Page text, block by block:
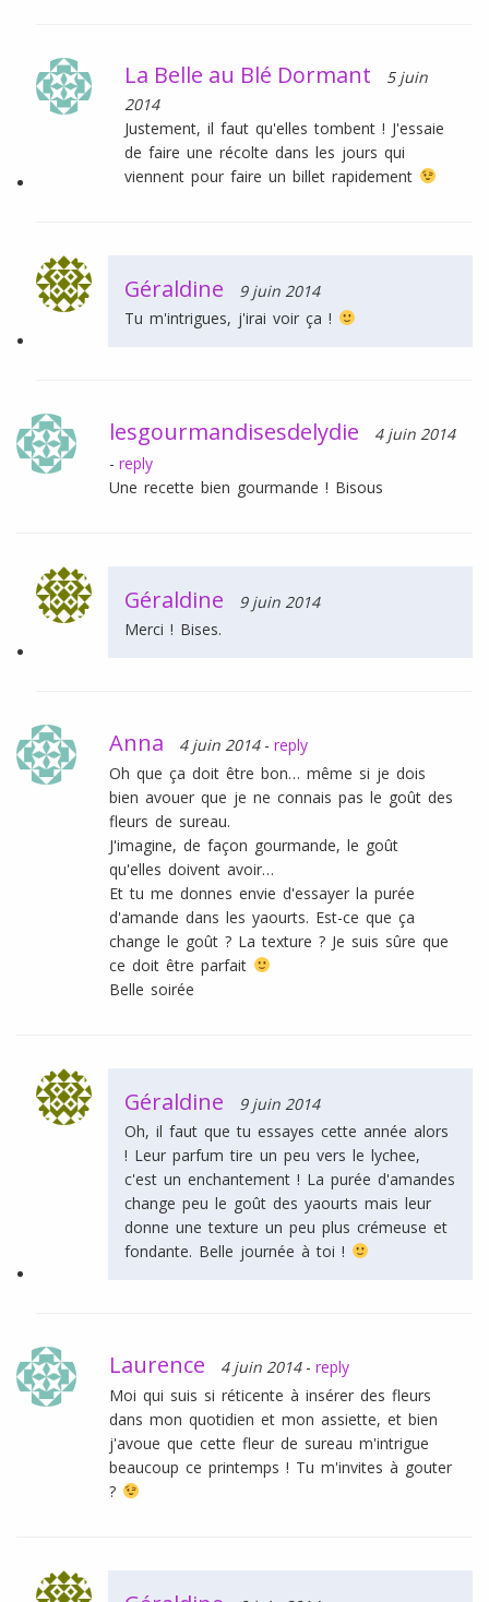
La Belle au Blé Dormant
5 juin
2014
Justement, il faut qu'elles tombent ! J'essaie
de faire une récolte dans les jours qui
viennent pour faire un billet rapidement
Géraldine
9 juin 2014
Tu m'intrigues, j'irai voir ça !
lesgourmandisesdelydie
4 juin 2014
- reply
Une recette bien gourmande ! Bisous
Géraldine
9 juin 2014
Merci ! Bises.
Anna 4 juin 2014 - reply
Oh que ça doit être bon… même si je dois
bien avouer que je ne connais pas le goût des
fleurs de sureau.
J'imagine, de façon gourmande, le goût
qu'elles doivent avoir…
Et tu me donnes envie d'essayer la purée
d'amande dans les yaourts. Est-ce que ça
change le goût ? La texture ? Je suis sûre que
ce doit être parfait
Belle soirée
Géraldine
9 juin 2014
Oh, il faut que tu essayes cette année alors
! Leur parfum tire un peu vers le lychee,
c'est un enchantement ! La purée d'amandes
change peu le goût des yaourts mais leur
donne une texture un peu plus crémeuse et
fondante. Belle journée à toi !
Laurence 4 juin 2014 - reply
Moi qui suis si réticente à insérer des fleurs
dans mon quotidien et mon assiette, et bien
j'avoue que cette fleur de sureau m'intrigue
beaucoup ce printemps ! Tu m'invites à gouter
?